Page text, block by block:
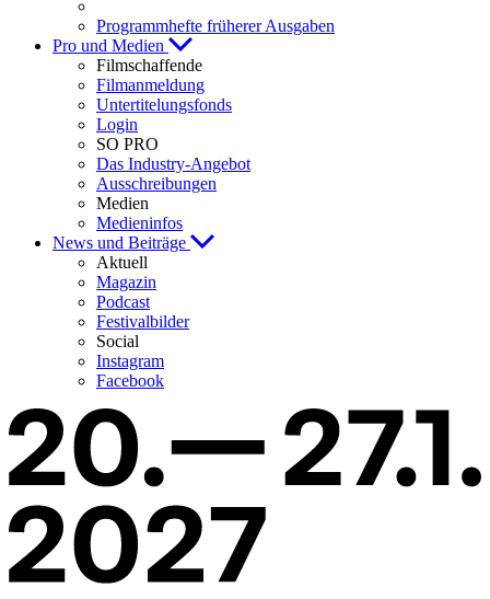
Programmhefte früherer Ausgaben
Pro und Medien
Filmschaffende
Filmanmeldung
Untertitelungsfonds
Login
SO PRO
Das Industry-Angebot
Ausschreibungen
Medien
Medieninfos
News und Beiträge
Aktuell
Magazin
Podcast
Festivalbilder
Social
Instagram
Facebook